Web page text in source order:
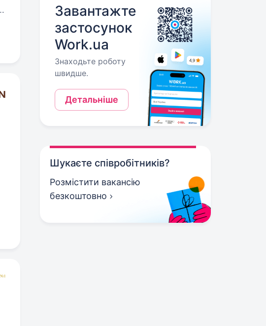
Завантажте
застосунок
Work.ua
Знаходьте роботу
швидше.
Детальніше
Шукаєте співробітників?
Розмістити вакансію
безкоштовно